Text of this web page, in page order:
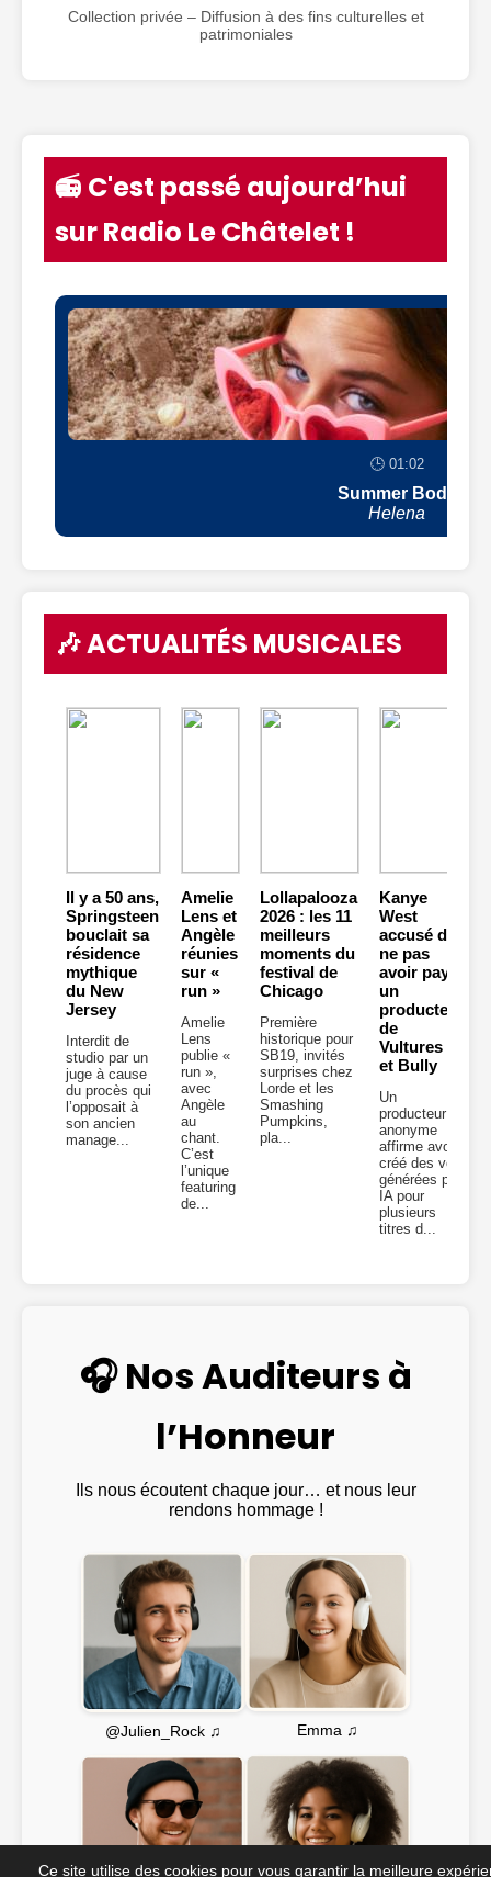
Collection privée – Diffusion à des fins culturelles et
patrimoniales
📻 C'est passé aujourd’hui
sur Radio Le Châtelet !
🕒 01:02
Summer Body
Helena
🎶 ACTUALITÉS MUSICALES
Il y a 50 ans,
Springsteen
bouclait sa
résidence
mythique
du New
Jersey
Interdit de
studio par un
juge à cause
du procès qui
l’opposait à
son ancien
manage...
Amelie
Lens et
Angèle
réunies
sur «
run »
Amelie
Lens
publie «
run »,
avec
Angèle
au
chant.
C’est
l’unique
featuring
de...
Lollapalooza
2026 : les 11
meilleurs
moments du
festival de
Chicago
Première
historique pour
SB19, invités
surprises chez
Lorde et les
Smashing
Pumpkins,
pla...
Kanye
West
accusé de
ne pas
avoir payé
un
producteur
de
Vultures 2
et Bully
Un
producteur
anonyme
affirme avoir
créé des voix
générées par
IA pour
plusieurs
titres d...
🎧 Nos Auditeurs à
l’Honneur
Ils nous écoutent chaque jour… et nous leur
rendons hommage !
@Julien_Rock ♫ Emma ♫
Ce site utilise des cookies pour vous garantir la meilleure